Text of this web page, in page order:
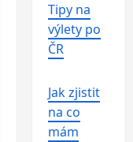
Tipy na
výlety po
ČR
Jak zjistit
na co
mám